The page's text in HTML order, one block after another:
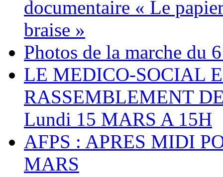
documentaire « Le
braise »
Photos de la marche du
LE MEDICO-SOCIAL
RASSEMBLEMENT
Lundi 15 MARS A 15H
AFPS : APRES MIDI
MARS